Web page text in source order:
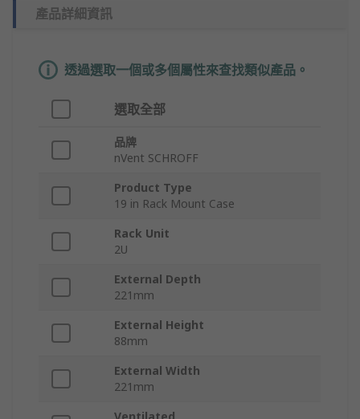
產品詳細資訊
透過選取一個或多個屬性來查找類似產品。
選取全部
品牌
nVent SCHROFF
Product Type
19 in Rack Mount Case
Rack Unit
2U
External Depth
221mm
External Height
88mm
External Width
221mm